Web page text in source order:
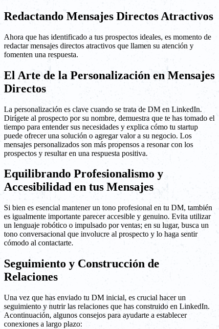
Redactando Mensajes Directos Atractivos
Ahora que has identificado a tus prospectos ideales, es momento de
redactar mensajes directos atractivos que llamen su atención y
fomenten una respuesta.
El Arte de la Personalización en Mensajes
Directos
La personalización es clave cuando se trata de DM en LinkedIn.
Dirígete al prospecto por su nombre, demuestra que te has tomado el
tiempo para entender sus necesidades y explica cómo tu startup
puede ofrecer una solución o agregar valor a su negocio. Los
mensajes personalizados son más propensos a resonar con los
prospectos y resultar en una respuesta positiva.
Equilibrando Profesionalismo y
Accesibilidad en tus Mensajes
Si bien es esencial mantener un tono profesional en tu DM, también
es igualmente importante parecer accesible y genuino. Evita utilizar
un lenguaje robótico o impulsado por ventas; en su lugar, busca un
tono conversacional que involucre al prospecto y lo haga sentir
cómodo al contactarte.
Seguimiento y Construcción de
Relaciones
Una vez que has enviado tu DM inicial, es crucial hacer un
seguimiento y nutrir las relaciones que has construido en LinkedIn.
Acontinuación, algunos consejos para ayudarte a establecer
conexiones a largo plazo: